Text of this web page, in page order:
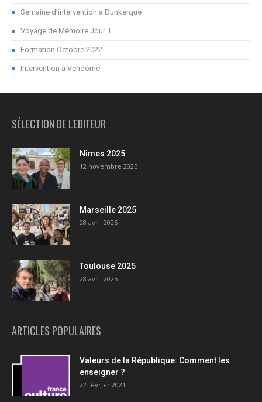
Semaine d’intervention à Dunkerque
Voyage de Mémoire Jour 1
Formation Octobre 2022
Intervention à Vendôme
SÉLECTION DE L'EDITEUR
Nîmes 2025
12 novembre 2025
Marseille 2025
28 avril 2025
Toulouse 2025
28 avril 2025
ARTICLES POPULAIRES
Valeurs de la République: Comment les
enseigner ?
22 février 2021